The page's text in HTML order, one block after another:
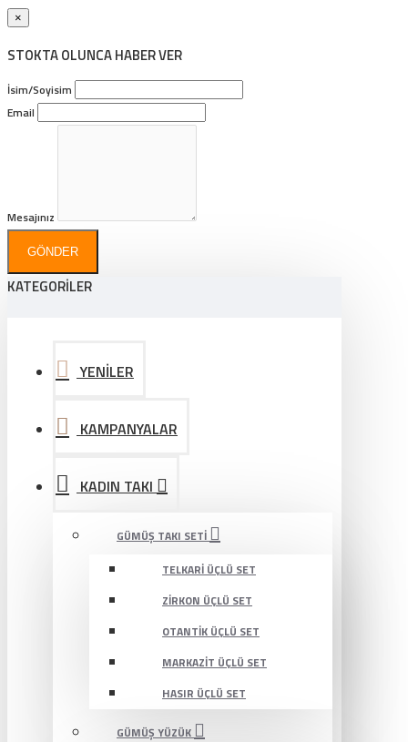
×
STOKTA OLUNCA HABER VER
İsim/Soyisim
Email
Mesajınız
GÖNDER
KATEGORİLER
YENİLER
KAMPANYALAR
KADIN TAKI
GÜMÜŞ TAKI SETI
TELKARI ÜÇLÜ SET
ZIRKON ÜÇLÜ SET
OTANTIK ÜÇLÜ SET
MARKAZIT ÜÇLÜ SET
HASIR ÜÇLÜ SET
GÜMÜŞ YÜZÜK